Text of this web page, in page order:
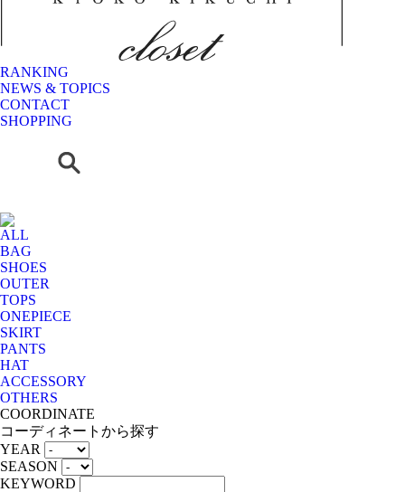
RANKING
NEWS & TOPICS
CONTACT
SHOPPING
ALL
BAG
SHOES
OUTER
TOPS
ONEPIECE
SKIRT
PANTS
HAT
ACCESSORY
OTHERS
COORDINATE
コーディネートから探す
YEAR
SEASON
KEYWORD